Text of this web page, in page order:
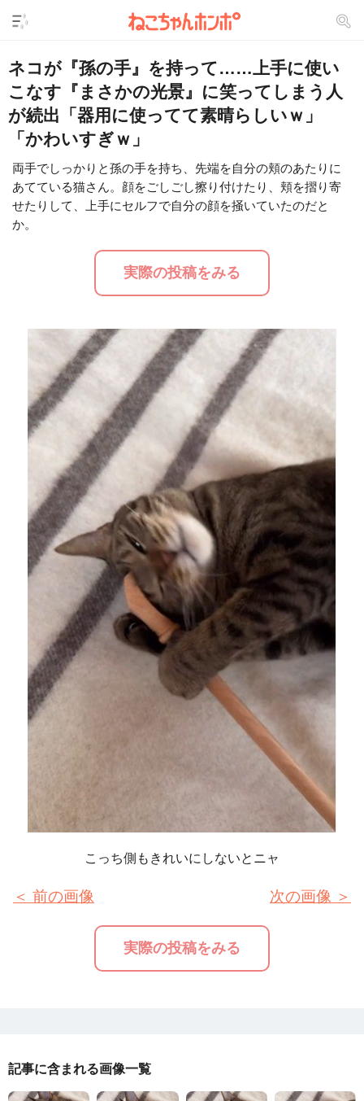
ネコが『孫の手』を持って……上手に使い
こなす『まさかの光景』に笑ってしまう人
が続出「器用に使ってて素晴らしいｗ」
「かわいすぎｗ」
U
n
/
L
a
%
両手でしっかりと孫の手を持ち、先端を自分の頬のあたりに
あてている猫さん。顔をごしごし擦り付けたり、頬を摺り寄
せたりして、上手にセルフで自分の顔を掻いていたのだと
か。
実際の投稿をみる
こっち側もきれいにしないとニャ
＜ 前の画像
実際の投稿をみる
次の画像 ＞
記事に含まれる画像一覧